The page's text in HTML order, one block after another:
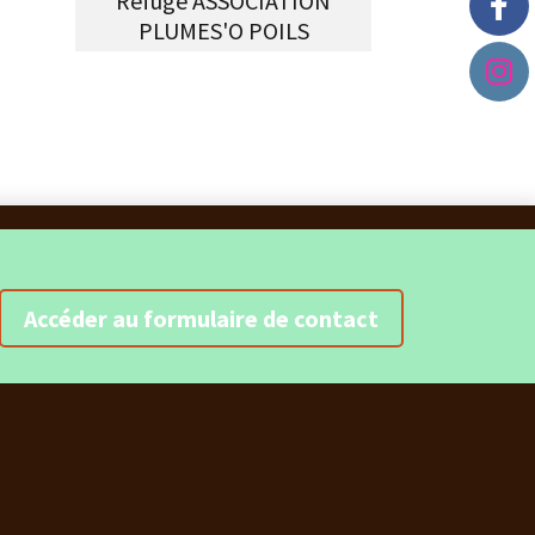
PLUMES'O POILS
Accéder au formulaire de contact